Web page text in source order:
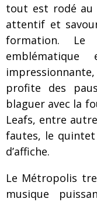
tout est rodé
attentif et
formation. Le
emblématique
profite des
blaguer avec la
Leafs, entre
fautes, le
d’affiche.
Le Métropolis
musique